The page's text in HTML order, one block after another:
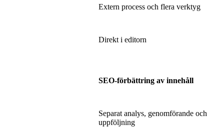
Extern process och flera verktyg
Direkt i editorn
SEO-förbättring av innehåll
Separat analys, genomförande och
uppföljning